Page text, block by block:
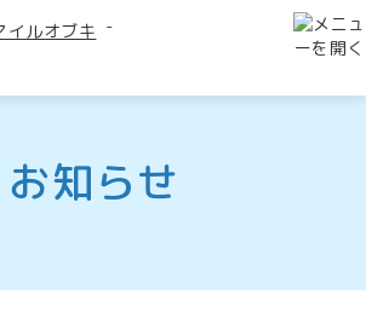
-
お知らせ